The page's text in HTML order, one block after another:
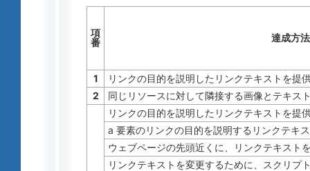
項
番
達成方法
1
リンクの目的を説明したリンクテキストを提
2
同じリソースに対して隣接する画像とテキス
リンクの目的を説明したリンクテキストを提
a 要素のリンクの目的を説明するリンクテキ
ウェブページの先頭近くに、リンクテキスト
リンクテキストを変更するために、スクリプ